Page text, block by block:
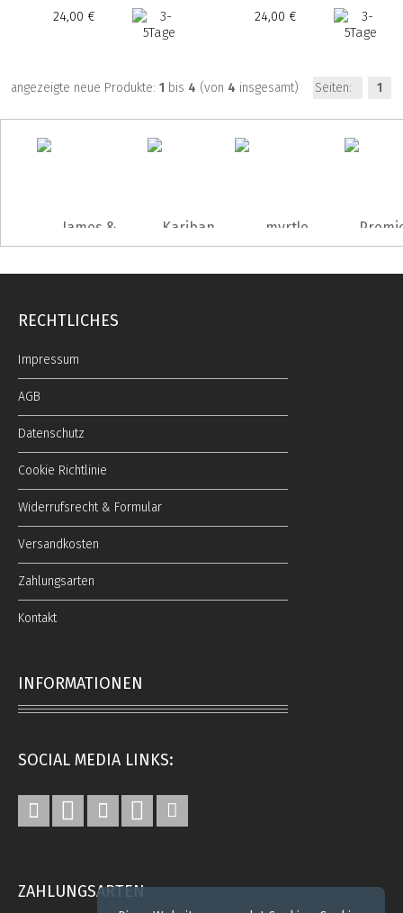
24,00 € 24,00 €
Seiten: 1
angezeigte neue Produkte: 1 bis 4 (von 4 insgesamt)
RECHTLICHES
Impressum
AGB
Datenschutz
Cookie Richtlinie
Widerrufsrecht & Formular
Versandkosten
Zahlungsarten
Kontakt
INFORMATIONEN
SOCIAL MEDIA LINKS:
ZAHLUNGSARTEN